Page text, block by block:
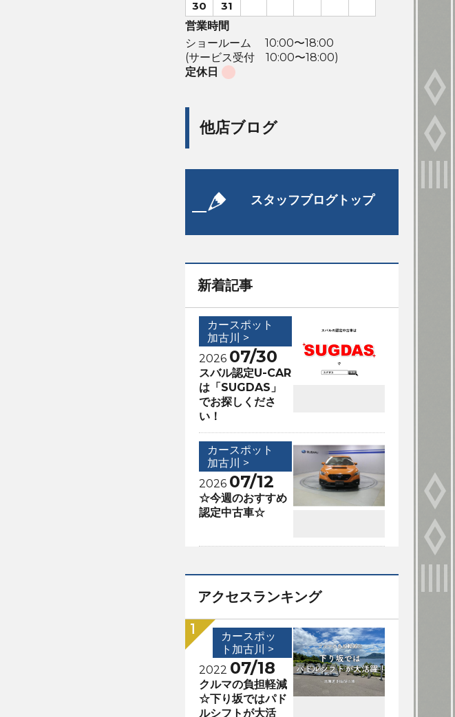
30
31
営業時間
ショールーム 10:00〜18:00
(サービス受付 10:00〜18:00)
定休日
他店ブログ
スタッフブログトップ
新着記事
カースポット
加古川 >
2026 07/30
スバル認定U-CAR
は「SUGDAS」
でお探しくださ
い！
カースポット
加古川 >
2026 07/12
☆今週のおすすめ
認定中古車☆
アクセスランキング
カースポッ
ト加古川 >
2022 07/18
クルマの負担軽減
☆下り坂ではパド
ルシフトが大活